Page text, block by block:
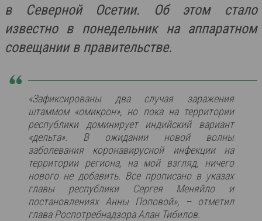
в Северной Осетии. Об этом стало
известно в понедельник на аппаратном
совещании в правительстве.
«Зафиксированы два случая заражения
штаммом «омикрон», но пока на территории
республики доминирует индийский вариант
«дельта». В ожидании новой волны
заболевания коронавирусной инфекции на
территории региона, на мой взгляд, ничего
нового не добавить. Все прописано в указах
главы республики Сергея Меняйло и
постановлениях Анны Поповой», – отметил
глава Роспотребнадзора Алан Тибилов.